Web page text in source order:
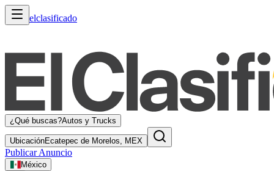
elclasificado
¿Qué buscas?Autos y Trucks
UbicaciónEcatepec de Morelos, MEX
Publicar Anuncio
México